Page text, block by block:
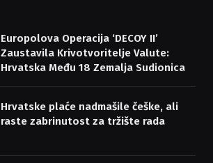
Europolova Operacija ‘DECOY II’
Zaustavila Krivotvoritelje Valute:
Hrvatska Među 18 Zemalja Sudionica
Hrvatske plaće nadmašile češke, ali
raste zabrinutost za tržište rada